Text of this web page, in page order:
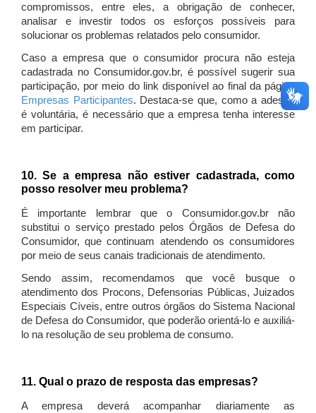
compromissos, entre eles, a obrigação de conhecer,
analisar e investir todos os esforços possíveis para
solucionar os problemas relatados pelo consumidor.
Caso a empresa que o consumidor procura não esteja
cadastrada no Consumidor.gov.br, é possível sugerir sua
participação, por meio do link disponível ao final da página
Empresas Participantes. Destaca-se que, como a adesão
é voluntária, é necessário que a empresa tenha interesse
em participar.
10. Se a empresa não estiver cadastrada, como
posso resolver meu problema?
É importante lembrar que o Consumidor.gov.br não
substitui o serviço prestado pelos Órgãos de Defesa do
Consumidor, que continuam atendendo os consumidores
por meio de seus canais tradicionais de atendimento.
Sendo assim, recomendamos que você busque o
atendimento dos Procons, Defensorias Públicas, Juizados
Especiais Cíveis, entre outros órgãos do Sistema Nacional
de Defesa do Consumidor, que poderão orientá-lo e auxiliá-
lo na resolução de seu problema de consumo.
11. Qual o prazo de resposta das empresas?
A empresa deverá acompanhar diariamente as